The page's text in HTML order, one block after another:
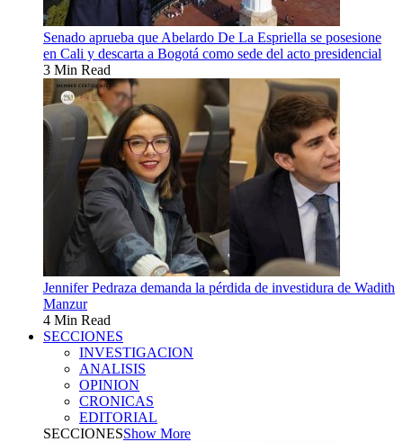
Senado aprueba que Abelardo De La Espriella se posesione
en Cali y descarta a Bogotá como sede del acto presidencial
3 Min Read
Jennifer Pedraza demanda la pérdida de investidura de Wadith
Manzur
4 Min Read
SECCIONES
INVESTIGACION
ANALISIS
OPINION
CRONICAS
EDITORIAL
SECCIONESShow More